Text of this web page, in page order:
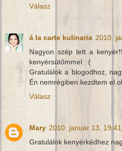
Válasz
á la carte kulinaria 2010.
Nagyon szép lett a
kenyérsütőmmel : (
Gratulálok a blogodhoz,
Én nemrégiben kezdtem el
Válasz
Mary 2010. január 13. 19:41
Gratulálok kenyérkédhez